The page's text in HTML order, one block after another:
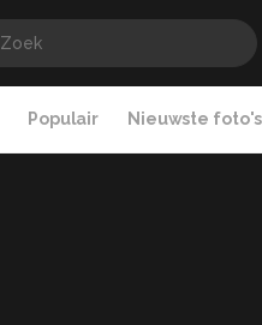
Populair Nieuwste foto's